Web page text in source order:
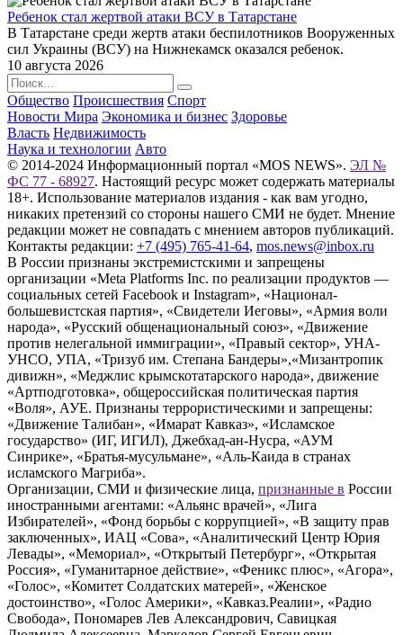
Ребенок стал жертвой атаки ВСУ в Татарстане
В Татарстане среди жертв атаки беспилотников Вооруженных
сил Украины (ВСУ) на Нижнекамск оказался ребенок.
10 августа 2026
Общество Происшествия Спорт
Новости Мира Экономика и бизнес Здоровье
Власть Недвижимость
Наука и технологии Авто
© 2014-2024 Информационный портал «MOS NEWS». ЭЛ №
ФС 77 - 68927. Настоящий ресурс может содержать материалы
18+. Использование материалов издания - как вам угодно,
никаких претензий со стороны нашего СМИ не будет. Мнение
редакции может не совпадать с мнением авторов публикаций.
Контакты редакции: +7 (495) 765-41-64, mos.news@inbox.ru
В России признаны экстремистскими и запрещены
организации «Meta Platforms Inc. по реализации продуктов —
социальных сетей Facebook и Instagram», «Национал-
большевистская партия», «Свидетели Иеговы», «Армия воли
народа», «Русский общенациональный союз», «Движение
против нелегальной иммиграции», «Правый сектор», УНА-
УНСО, УПА, «Тризуб им. Степана Бандеры»,«Мизантропик
дивижн», «Меджлис крымскотатарского народа», движение
«Артподготовка», общероссийская политическая партия
«Воля», АУЕ. Признаны террористическими и запрещены:
«Движение Талибан», «Имарат Кавказ», «Исламское
государство» (ИГ, ИГИЛ), Джебхад-ан-Нусра, «АУМ
Синрике», «Братья-мусульмане», «Аль-Каида в странах
исламского Магриба».
Организации, СМИ и физические лица, признанные в России
иностранными агентами: «Альянс врачей», «Лига
Избирателей», «Фонд борьбы с коррупцией», «В защиту прав
заключенных», ИАЦ «Сова», «Аналитический Центр Юрия
Левады», «Мемориал», «Открытый Петербург», «Открытая
Россия», «Гуманитарное действие», «Феникс плюс», «Агора»,
«Голос», «Комитет Солдатских матерей», «Женское
достоинство», «Голос Америки», «Кавказ.Реалии», «Радио
Свобода», Пономарев Лев Александрович, Савицкая